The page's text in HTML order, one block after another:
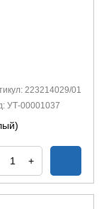
223214029/01
УТ-00001037
+